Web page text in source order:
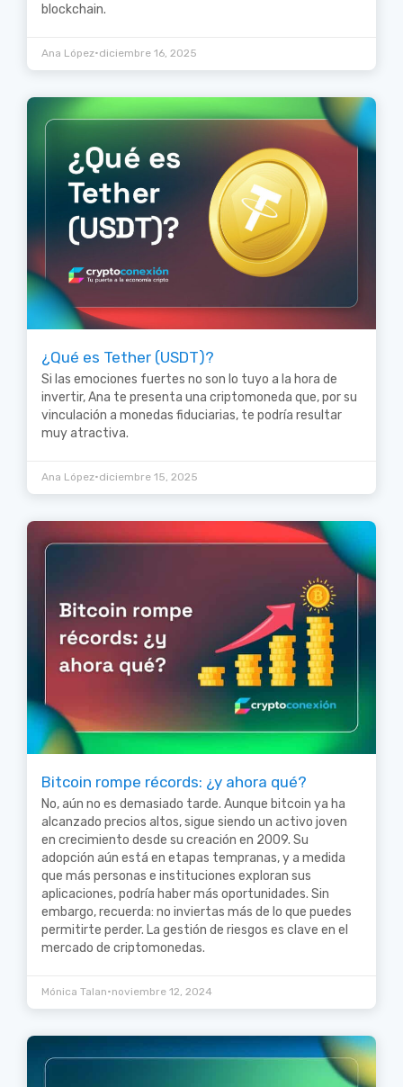
blockchain.
Ana López•diciembre 16, 2025
¿Qué es Tether (USDT)?
Si las emociones fuertes no son lo tuyo a la hora de
invertir, Ana te presenta una criptomoneda que, por su
vinculación a monedas fiduciarias, te podría resultar
muy atractiva.
Ana López•diciembre 15, 2025
Bitcoin rompe récords: ¿y ahora qué?
No, aún no es demasiado tarde. Aunque bitcoin ya ha
alcanzado precios altos, sigue siendo un activo joven
en crecimiento desde su creación en 2009. Su
adopción aún está en etapas tempranas, y a medida
que más personas e instituciones exploran sus
aplicaciones, podría haber más oportunidades. Sin
embargo, recuerda: no inviertas más de lo que puedes
permitirte perder. La gestión de riesgos es clave en el
mercado de criptomonedas.
Mónica Talan•noviembre 12, 2024